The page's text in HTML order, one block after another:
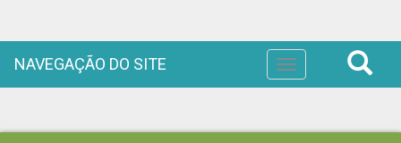
Toggle
navigation
NAVEGAÇÃO DO SITE